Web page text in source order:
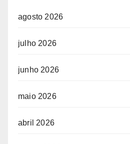
agosto 2026
julho 2026
junho 2026
maio 2026
abril 2026